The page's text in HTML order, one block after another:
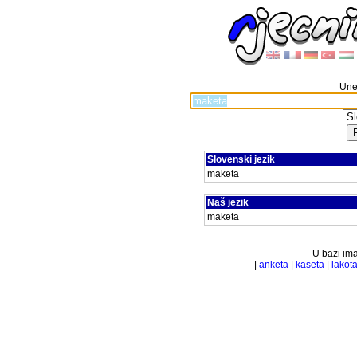
Slovenski jezik
maketa
Naš jezik
maketa
U bazi
anketa kaseta lakota